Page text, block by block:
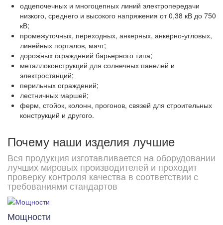
одцепочечных и многоцепных линий электропередачи
низкого, среднего и высокого напряжения от 0,38 кВ до 750
кВ;
промежуточных, переходных, анкерных, анкерно-угловых,
линейных порталов, мачт;
дорожных ограждений барьерного типа;
металлоконструкций для солнечных панелей и
электростанций;
перильных ограждений;
лестничных маршей;
ферм, стойок, колонн, прогонов, связей для строительных
конструкций и другого.
Почему наши изделия лучшие
Вся продукция изготавливается на оборудовании
лучших мировых производителей и проходит
проверку контроля качества в соответствии с
требованиями стандартов
Мощности